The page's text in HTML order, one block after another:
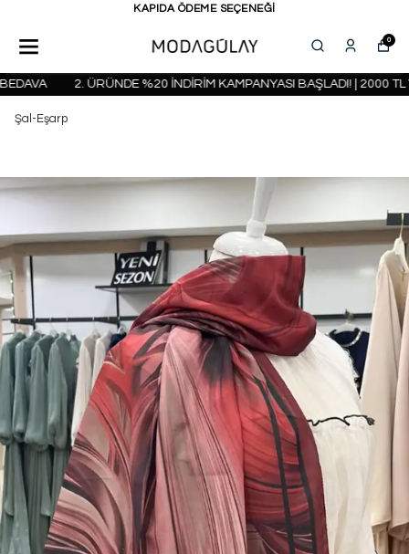
KAPIDA ÖDEME SEÇENEĞİ
0
2. ÜRÜNDE %20 İNDİRİM KAMPANYASI BAŞLADI! | 2000 TL VE
Şal-Eşarp